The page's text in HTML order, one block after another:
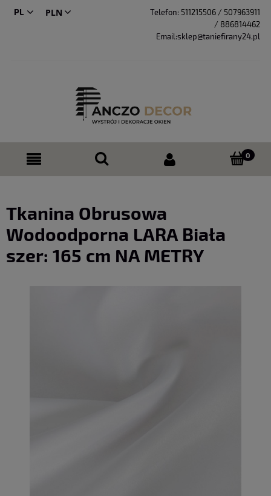
PL Telefon: 511215506 / 507963911
/ 886814462
Email:sklep@taniefirany24.pl
Tkanina Obrusowa
Wodoodporna LARA Biała
szer: 165 cm NA METRY